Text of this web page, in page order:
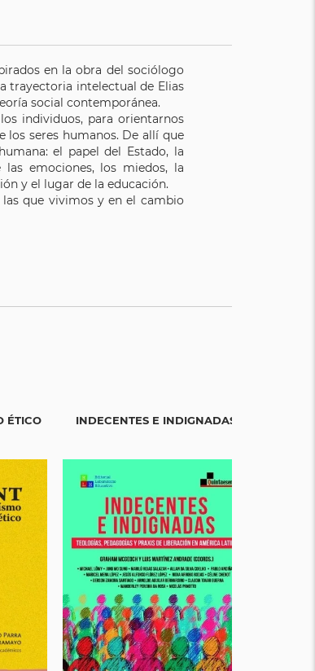
en la obra del sociólogo
trayectoria intelectual de Elias
social contemporánea.
individuos, para orientarnos
los seres humanos. De allí que
el papel del Estado, la
emociones, los miedos, la
y el lugar de la educación.
que vivimos y en el cambio
ÉTICO INDECENTES E INDIGNADAS